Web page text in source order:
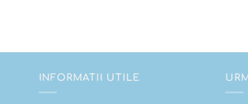
INFORMATII UTILE